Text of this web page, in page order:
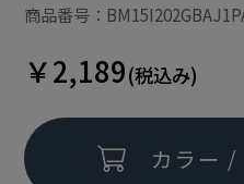
商品番号：
￥2,189(税込み)
カラー /